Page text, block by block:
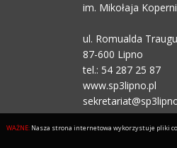
im. Mikołaja
ul. Romualda
87-600 Lipno
tel.: 54 287 25 87
www.sp3lipno.pl
WAŻNE: Nasza strona internetowa wykorzystuje pliki